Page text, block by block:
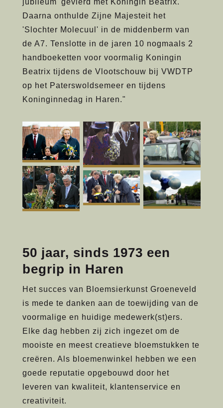
jubileum' gevierd met Koningin Beatrix.
Daarna onthulde Zijne Majesteit het
'Slochter Molecuul' in de middenberm van
de A7. Tenslotte in de jaren 10 nogmaals 2
handboeketten voor voormalig Koningin
Beatrix tijdens de Vlootschouw bij VWDTP
op het Paterswoldsemeer en tijdens
Koninginnedag in Haren."
50 jaar, sinds 1973 een
begrip in Haren
Het succes van Bloemsierkunst Groeneveld
is mede te danken aan de toewijding van de
voormalige en huidige medewerk(st)ers.
Elke dag hebben zij zich ingezet om de
mooiste en meest creatieve bloemstukken te
creëren. Als bloemenwinkel hebben we een
goede reputatie opgebouwd door het
leveren van kwaliteit, klantenservice en
creativiteit.